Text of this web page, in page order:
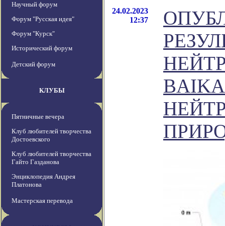
Научный форум
Форум "Русская идея"
Форум "Курск"
Исторический форум
Детский форум
КЛУБЫ
Пятничные вечера
Клуб любителей творчества
Достоевского
Клуб любителей творчества
Гайто Газданова
Энциклопедия Андрея
Платонова
Мастерская перевода
24.02.2023
12:37